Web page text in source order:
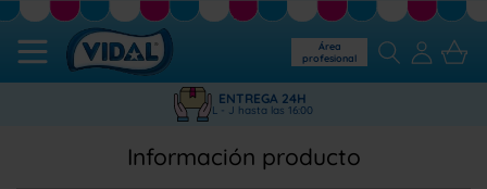
Área
profesional
ENTREGA 24H
L - J hasta las 16:00
Información producto